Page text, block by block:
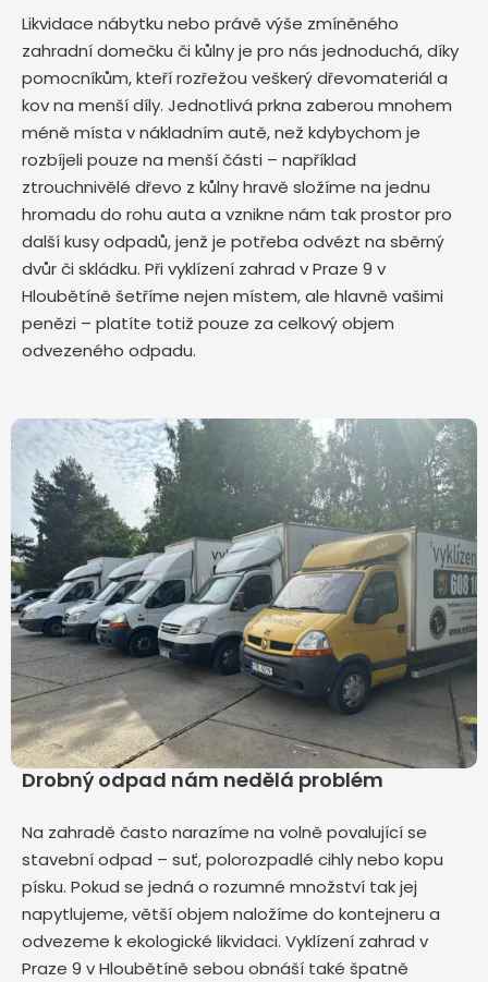
Likvidace nábytku nebo právě výše zmíněného
zahradní domečku či kůlny je pro nás jednoduchá, díky
pomocníkům, kteří rozřežou veškerý dřevomateriál a
kov na menší díly. Jednotlivá prkna zaberou mnohem
méně místa v nákladním autě, než kdybychom je
rozbíjeli pouze na menší části – například
ztrouchnivělé dřevo z kůlny hravě složíme na jednu
hromadu do rohu auta a vznikne nám tak prostor pro
další kusy odpadů, jenž je potřeba odvézt na sběrný
dvůr či skládku. Při vyklízení zahrad v Praze 9 v
Hloubětíně šetříme nejen místem, ale hlavně vašimi
penězi – platíte totiž pouze za celkový objem
odvezeného odpadu.
Drobný odpad nám nedělá problém
Na zahradě často narazíme na volně povalující se
stavební odpad – suť, polorozpadlé cihly nebo kopu
písku. Pokud se jedná o rozumné množství tak jej
napytlujeme, větší objem naložíme do kontejneru a
odvezeme k ekologické likvidaci. Vyklízení zahrad v
Praze 9 v Hloubětíně sebou obnáší také špatně